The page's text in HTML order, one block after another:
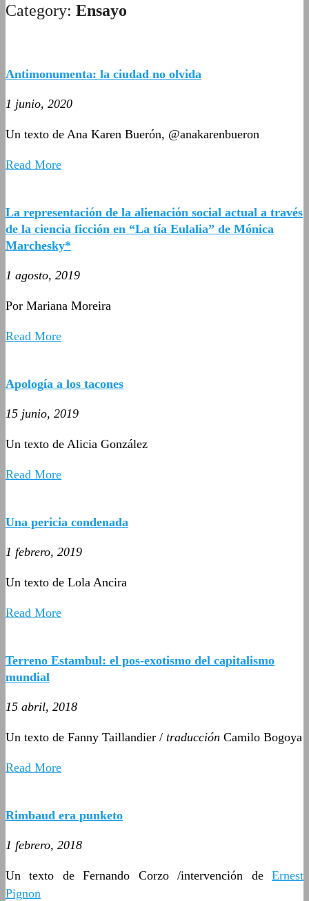
Category: Ensayo
Antimonumenta: la ciudad no olvida
1 junio, 2020
Un texto de Ana Karen Buerón, @anakarenbueron
Read More
La representación de la alienación social actual a través
de la ciencia ficción en “La tía Eulalia” de Mónica
Marchesky*
1 agosto, 2019
Por Mariana Moreira
Read More
Apología a los tacones
15 junio, 2019
Un texto de Alicia González
Read More
Una pericia condenada
1 febrero, 2019
Un texto de Lola Ancira
Read More
Terreno Estambul: el pos-exotismo del capitalismo
mundial
15 abril, 2018
Un texto de Fanny Taillandier / traducción Camilo Bogoya
Read More
Rimbaud era punketo
1 febrero, 2018
Un texto de Fernando Corzo /intervención de Ernest
Pignon